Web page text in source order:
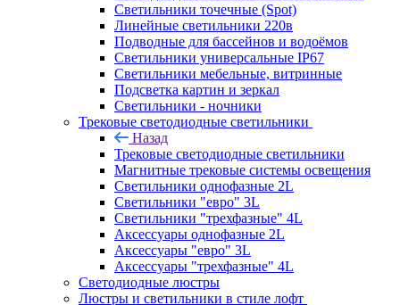
Светильники точечные (Spot)
Линейные светильники 220в
Подводные для бассейнов и водоёмов
Светильники универсальные IP67
Светильники мебельные, витринные
Подсветка картин и зеркал
Светильники - ночники
Трековые светодиодные светильники
Назад
Трековые светодиодные светильники
Магнитные трековые системы освещения
Светильники однофазные 2L
Светильники "евро" 3L
Светильники "трехфазные" 4L
Аксессуары однофазные 2L
Аксессуары "евро" 3L
Аксессуары "трехфазные" 4L
Светодиодные люстры
Люстры и светильники в стиле лофт